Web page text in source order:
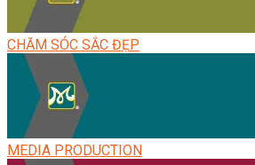
CHĂM SÓC SẮC ĐẸP
MEDIA PRODUCTION